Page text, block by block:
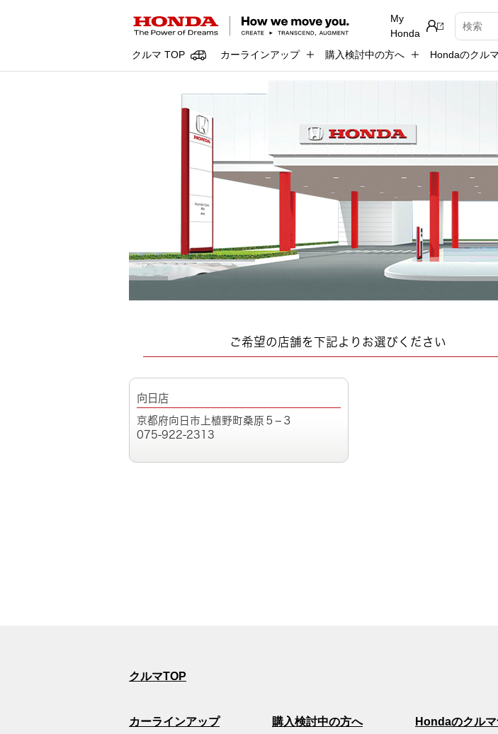
My
Honda
検索キー
クルマ TOP カーラインアップ 購入検討中の方へ Hondaのクル
ご希望の店舗を下記よりお選びください
向日店
京都府向日市上植野町桑原５−３
075-922-2313
クルマTOP
カーラインアップ 購入検討中の方へ Hondaのクルマ